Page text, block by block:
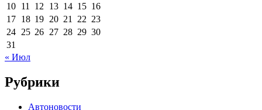
10 11 12 13 14 15 16
17 18 19 20 21 22 23
24 25 26 27 28 29 30
31
« Июл
Рубрики
Автоновости